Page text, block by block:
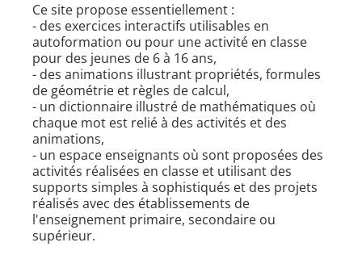
Ce site propose essentiellement :
- des exercices interactifs utilisables en
autoformation ou pour une activité en classe
pour des jeunes de 6 à 16 ans,
- des animations illustrant propriétés, formules
de géométrie et règles de calcul,
- un dictionnaire illustré de mathématiques où
chaque mot est relié à des activités et des
animations,
- un espace enseignants où sont proposées des
activités réalisées en classe et utilisant des
supports simples à sophistiqués et des projets
réalisés avec des établissements de
l'enseignement primaire, secondaire ou
supérieur.